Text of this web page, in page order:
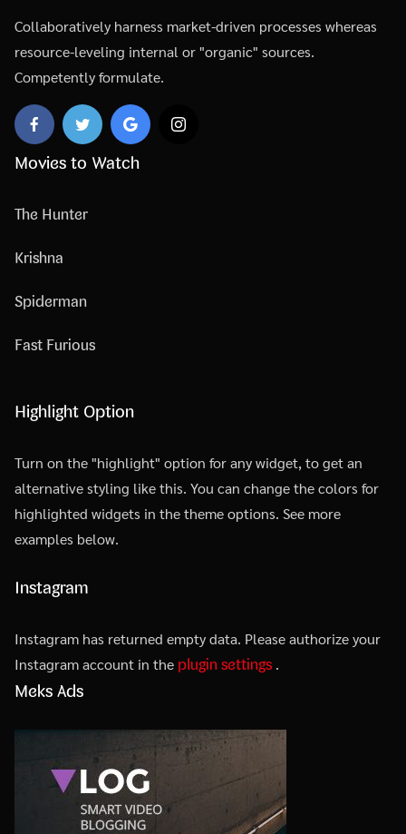
Collaboratively harness market-driven processes whereas
resource-leveling internal or "organic" sources.
Competently formulate.
Movies to Watch
The Hunter
Krishna
Spiderman
Fast Furious
Highlight Option
Turn on the "highlight" option for any widget, to get an
alternative styling like this. You can change the colors for
highlighted widgets in the theme options. See more
examples below.
Instagram
Instagram has returned empty data. Please authorize your
Instagram account in the plugin settings .
Meks Ads